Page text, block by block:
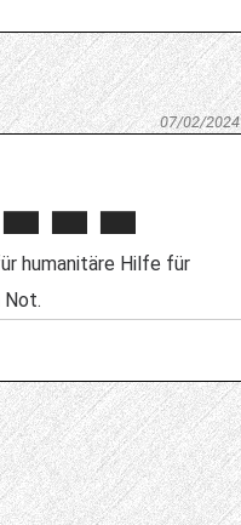
07/02/2024
humanitäre Hilfe für
Not.